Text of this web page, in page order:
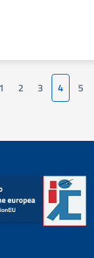
1 2 3 4 5